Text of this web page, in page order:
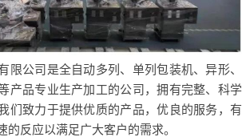
限公司是全自动多列、单列包装机、异形、
产品专业生产加工的公司，拥有完整、科学
们致力于提供优质的产品，优良的服务，有
的反应以满足广大客户的需求。